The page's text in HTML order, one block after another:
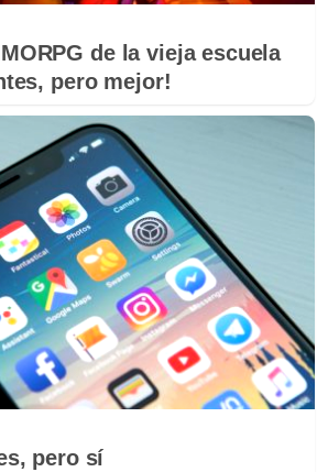
de la vieja escuela
pero mejor!
pero sí